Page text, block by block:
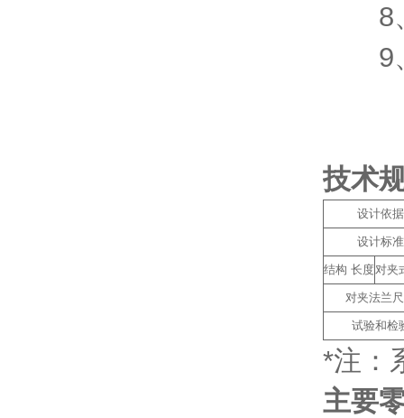
8、
9、
技术
设计依据
设计标准
结构 长度对夹
对夹法兰
试验和检
*注：
主要